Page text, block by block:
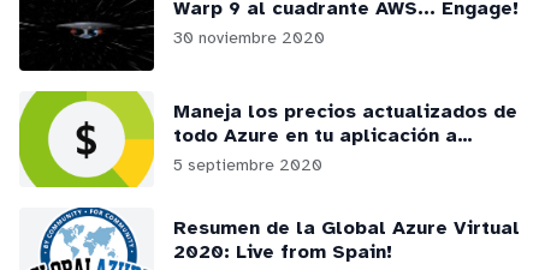
Warp 9 al cuadrante AWS... Engage!
30 noviembre 2020
Maneja los precios actualizados de
todo Azure en tu aplicación a
través de la RateCard API
5 septiembre 2020
Resumen de la Global Azure Virtual
2020: Live from Spain!